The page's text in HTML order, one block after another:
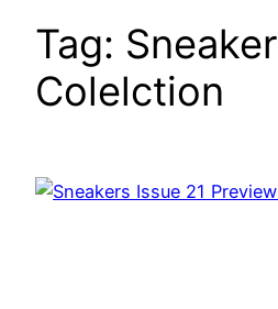
Tag: Sneaker
Colelction